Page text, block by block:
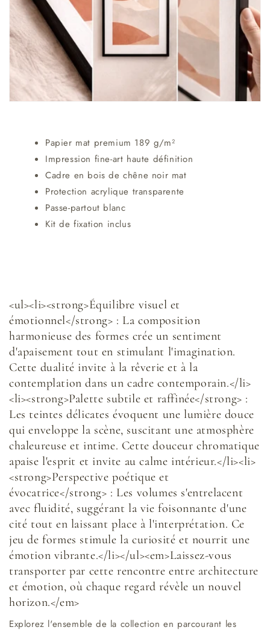
Papier mat premium 189 g/m²
Impression fine-art haute définition
Cadre en bois de chêne noir mat
Protection acrylique transparente
Passe-partout blanc
Kit de fixation inclus
<ul><li><strong>Équilibre visuel et
émotionnel</strong> : La composition
harmonieuse des formes crée un sentiment
d'apaisement tout en stimulant l'imagination.
Cette dualité invite à la rêverie et à la
contemplation dans un cadre contemporain.</li>
<li><strong>Palette subtile et raffinée</strong> :
Les teintes délicates évoquent une lumière douce
qui enveloppe la scène, suscitant une atmosphère
chaleureuse et intime. Cette douceur chromatique
apaise l'esprit et invite au calme intérieur.</li><li>
<strong>Perspective poétique et
évocatrice</strong> : Les volumes s'entrelacent
avec fluidité, suggérant la vie foisonnante d'une
cité tout en laissant place à l'interprétation. Ce
jeu de formes stimule la curiosité et nourrit une
émotion vibrante.</li></ul><em>Laissez-vous
transporter par cette rencontre entre architecture
et émotion, où chaque regard révèle un nouvel
horizon.</em>
Explorez l'ensemble de la collection en parcourant les